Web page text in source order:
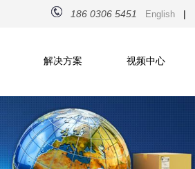
186 0306 5451 English |
解决方案 视频中心